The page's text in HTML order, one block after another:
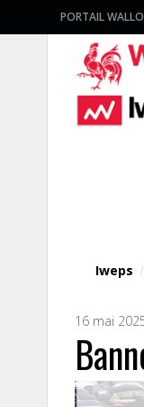
PORTAIL
Iweps /
16 mai